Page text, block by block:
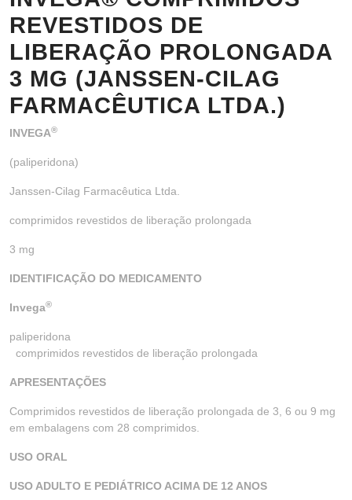
REVESTIDOS DE
LIBERAÇÃO PROLONGADA
3 MG (JANSSEN-CILAG
FARMACÊUTICA LTDA.)
INVEGA®
(paliperidona)
Janssen-Cilag Farmacêutica Ltda.
comprimidos revestidos de liberação prolongada
3 mg
IDENTIFICAÇÃO DO MEDICAMENTO
Invega®
paliperidona
comprimidos revestidos de liberação prolongada
APRESENTAÇÕES
Comprimidos revestidos de liberação prolongada de 3, 6 ou 9 mg
em embalagens com 28 comprimidos.
USO ORAL
USO ADULTO E PEDIÁTRICO ACIMA DE 12 ANOS